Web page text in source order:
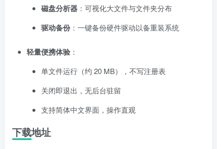
磁盘分析器 ：可视化大文件与文件夹分布
驱动备份：一键备份硬件驱动以备重装系统
轻量便携体验：
单文件运行（约 20 MB），不写注册表
关闭即退出，无后台驻留
支持简体中文界面，操作直观
下载地址